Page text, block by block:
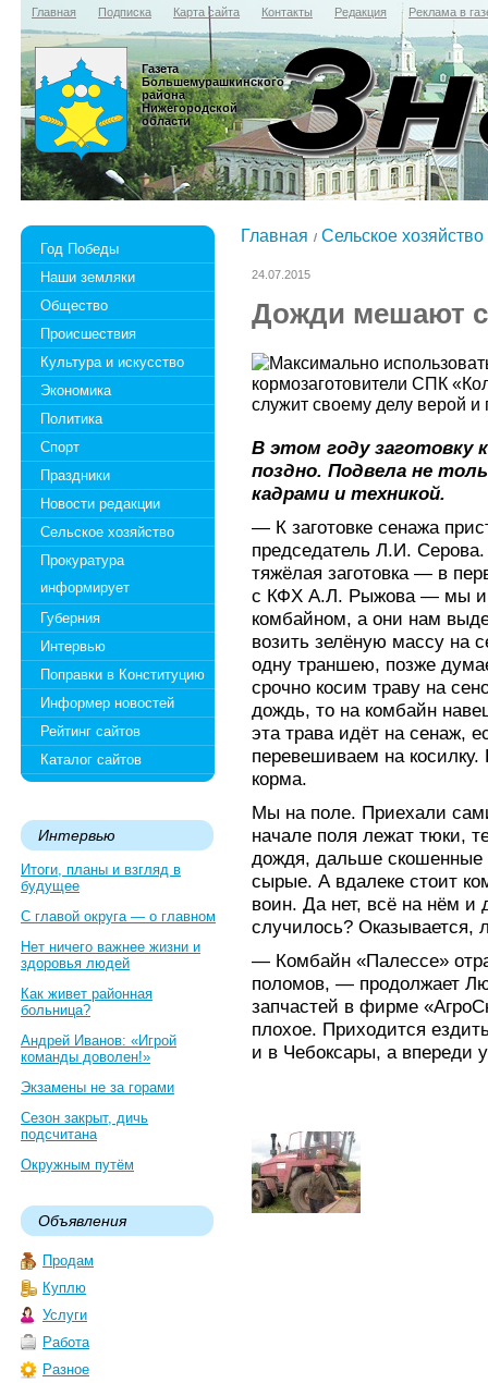
Главная Подписка Карта сайта Контакты Редакция Реклама в
Газета
Большемурашкинского
района
Нижегородской
области
Год Победы
Наши земляки
Общество
Происшествия
Культура и искусство
Экономика
Политика
Спорт
Праздники
Новости редакции
Сельское хозяйство
Прокуратура
информирует
Губерния
Интервью
Поправки в Конституцию
Информер новостей
Рейтинг сайтов
Каталог сайтов
Интервью
Итоги, планы и взгляд в
будущее
С главой округа — о главном
Нет ничего важнее жизни и
здоровья людей
Как живет районная
больница?
Андрей Иванов: «Игрой
команды доволен!»
Экзамены не за горами
Сезон закрыт, дичь
подсчитана
Окружным путём
Объявления
Продам
Куплю
Услуги
Работа
Разное
Главная Сельское хозяйство
24.07.2015
Дожди мешают
В этом году заготовку
поздно. Подвела не
кадрами и техникой.
— К заготовке сенажа
председатель Л.И.
тяжёлая заготовка — в
с КФХ А.Л. Рыжова — мы
комбайном, а они нам
возить зелёную массу на
одну траншею, позже
срочно косим траву на
дождь, то на комбайн
эта трава идёт на сенаж,
перевешиваем на косилку.
корма.
Мы на поле. Приехали
начале поля лежат тюки,
дождя, дальше скошенные
сырые. А вдалеке стоит
воин. Да нет, всё на нём
случилось? Оказывается,
— Комбайн «Палессе»
поломов, — продолжает
запчастей в фирме
плохое. Приходится
и в Чебоксары, а впереди